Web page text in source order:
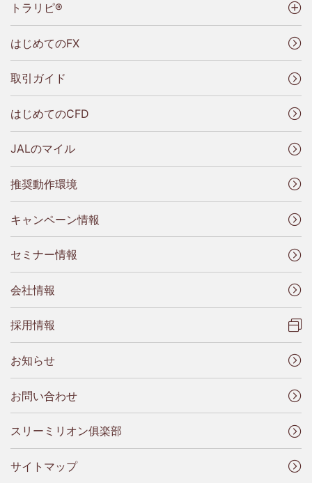
トラリピ®
はじめてのFX
取引ガイド
はじめてのCFD
JALのマイル
推奨動作環境
キャンペーン情報
セミナー情報
会社情報
採用情報
お知らせ
お問い合わせ
スリーミリオン俱楽部
サイトマップ